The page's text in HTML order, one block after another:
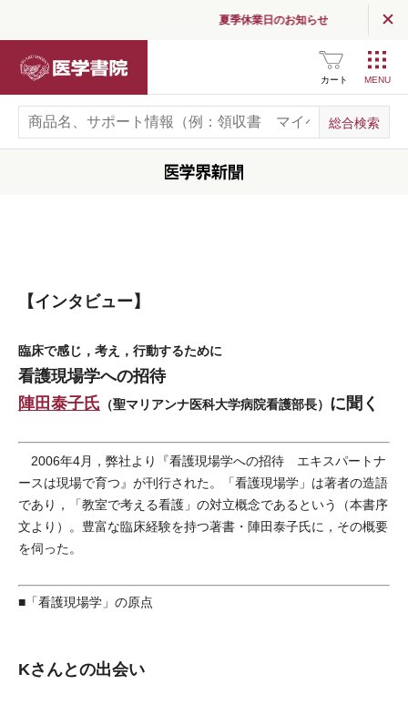
夏季休業日のお知らせ
カート
【インタビュー】
臨床で感じ，考え，行動するために
看護現場学への招待
陣田泰子氏 （聖マリアンナ医科大学病院看護部長） に聞く
2006年4月，弊社より『看護現場学への招待 エキスパートナ
ースは現場で育つ』が刊行された。「看護現場学」は著者の造語
であり，「教室で考える看護」の対立概念であるという（本書序
文より）。豊富な臨床経験を持つ著書・陣田泰子氏に，その概要
を伺った。
■「看護現場学」の原点
Kさんとの出会い